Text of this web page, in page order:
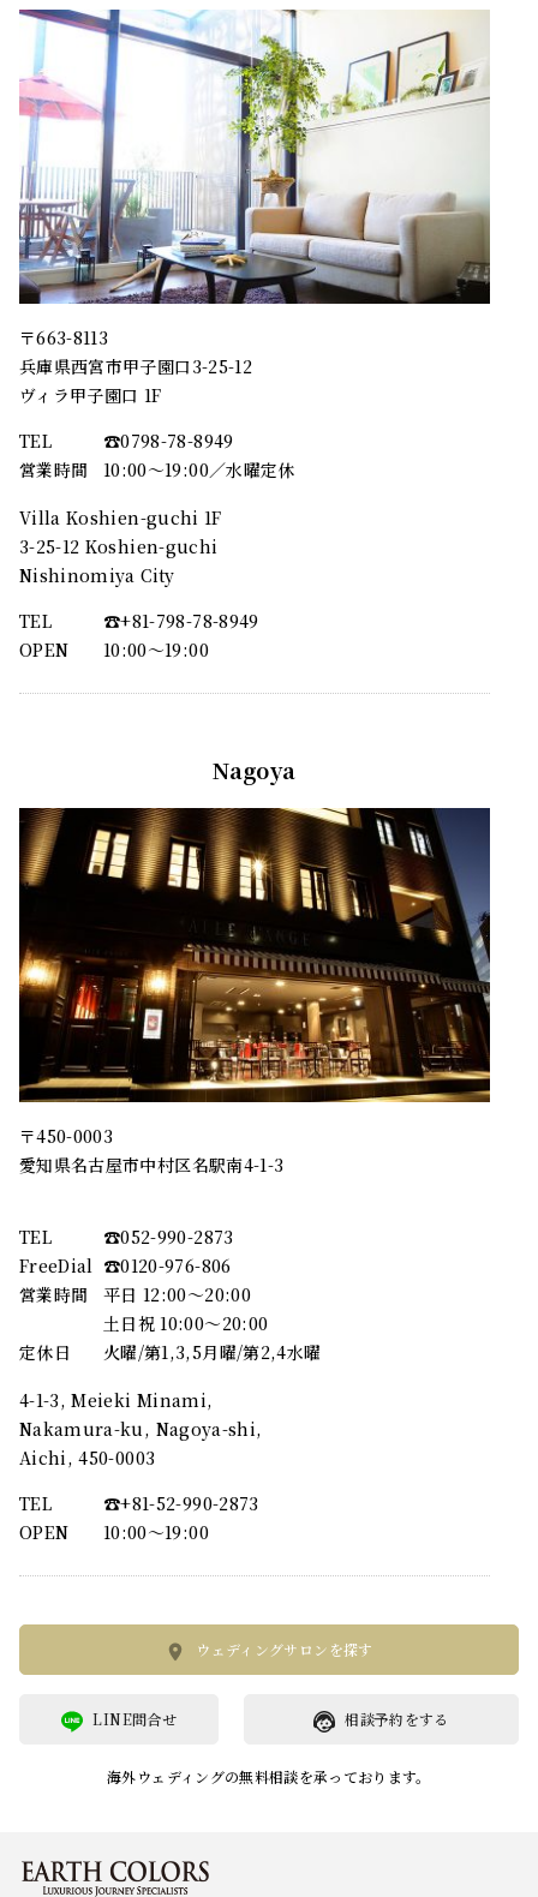
〒663-8113
兵庫県西宮市甲子園口3-25-12
ヴィラ甲子園口 1F
TEL
☎︎0798-78-8949
営業時間
10:00～19:00／水曜定休
Villa Koshien-guchi 1F
3-25-12 Koshien-guchi
Nishinomiya City
TEL
☎︎+81-798-78-8949
OPEN
10:00〜19:00
Nagoya
〒450-0003
愛知県名古屋市中村区名駅南4-1-3
TEL
☎︎052-990-2873
FreeDial ☎︎0120-976-806
営業時間
平日 12:00～20:00
土日祝 10:00～20:00
定休日
火曜/第1,3,5月曜/第2,4水曜
4-1-3, Meieki Minami,
Nakamura-ku, Nagoya-shi,
Aichi, 450-0003
TEL
☎︎+81-52-990-2873
OPEN
10:00〜19:00
ウェディングサロンを探す
相談予約をする
LINE問合せ
海外ウェディングの無料相談を承っております。